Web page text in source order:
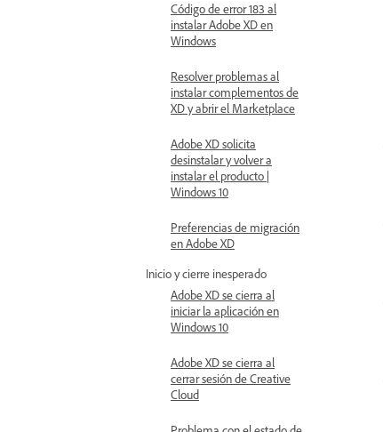
Código de error 183 al
instalar Adobe XD en
Windows
Resolver problemas al
instalar complementos de
XD y abrir el Marketplace
Adobe XD solicita
desinstalar y volver a
instalar el producto |
Windows 10
Preferencias de migración
en Adobe XD
Inicio y cierre inesperado
Adobe XD se cierra al
iniciar la aplicación en
Windows 10
Adobe XD se cierra al
cerrar sesión de Creative
Cloud